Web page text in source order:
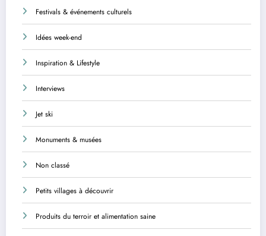
Festivals & événements culturels
Idées week-end
Inspiration & Lifestyle
Interviews
Jet ski
Monuments & musées
Non classé
Petits villages à découvrir
Produits du terroir et alimentation saine